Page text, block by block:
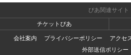
ぴあ関連サイト
チケットぴあ
会社案内
プライバシーポリシー
アクセ
外部送信ポリシー